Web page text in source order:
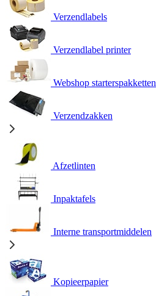
Verzendlabels
Verzendlabel printer
Webshop starterspakketten
Verzendzakken
Afzetlinten
Inpaktafels
Interne transportmiddelen
Kopieerpapier